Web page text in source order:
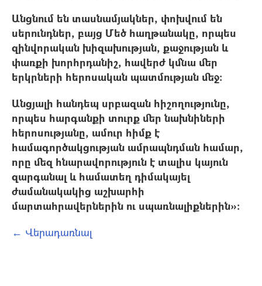
Անցնում են տասնամյակներ, փոխվում են
սերունդներ, բայց Մեծ հաղթանակը, որպես
զինվորական խիզախության, քաջության և
փառքի խորհրդանիշ, հավերժ կմնա մեր
երկրների հերոսական պատմության մեջ:
Անցյալի հանդեպ սրբազան հիշողությունը,
որպես հարգանքի տուրք մեր նախնիների
հերոսությանը, ամուր հիմք է
համագործակցության ամրապնդման համար,
որը մեզ հնարավորություն է տալիս կայուն
զարգանալ և համատեղ դիմակայել
ժամանակակից աշխարհի
մարտահրավերներին ու սպառնալիքներին»:
← Վերադառնալ